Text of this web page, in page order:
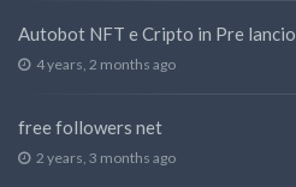
Autobot NFT e Cripto in Pre lancio
4 years, 2 months ago
free followers net
2 years, 3 months ago